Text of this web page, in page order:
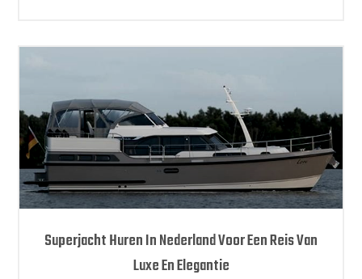
Superjacht Huren In Nederland Voor Een Reis Van
Luxe En Elegantie